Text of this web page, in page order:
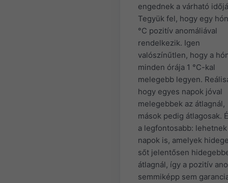
engednek a várható
Tegyük fel, hogy egy
°C pozitív anomáliával
rendelkezik. Igen
valószínűtlen, hogy a
minden órája 1 °C-kal
melegebb legyen.
hogy egyes napok jóval
melegebbek az átlagnál,
mások pedig átlagosak.
a legfontosabb:
napok is, amelyek
sőt jelentősen
átlagnál, így a pozitív
semmiképp sem